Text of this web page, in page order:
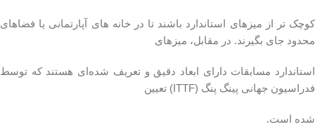
کوچک‌ تر از میزهای استاندارد باشند تا در خانه‌ های آپارتمانی یا فضاهای
محدود جای بگیرند. در مقابل، میزهای
استاندارد مسابقات دارای ابعاد دقیق و تعریف‌ شده‌ای هستند که توسط
فدراسیون جهانی پینگ پنگ (ITTF) تعیین
شده است.